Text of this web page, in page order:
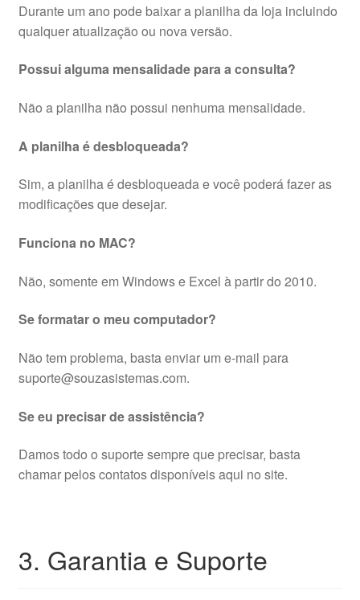
Durante um ano pode baixar a planilha da loja incluindo
qualquer atualização ou nova versão.
Possui alguma mensalidade para a consulta?
Não a planilha não possui nenhuma mensalidade.
A planilha é desbloqueada?
Sim, a planilha é desbloqueada e você poderá fazer as
modificações que desejar.
Funciona no MAC?
Não, somente em Windows e Excel à partir do 2010.
Se formatar o meu computador?
Não tem problema, basta enviar um e-mail para
suporte@souzasistemas.com.
Se eu precisar de assistência?
Damos todo o suporte sempre que precisar, basta
chamar pelos contatos disponíveis aqui no site.
3. Garantia e Suporte